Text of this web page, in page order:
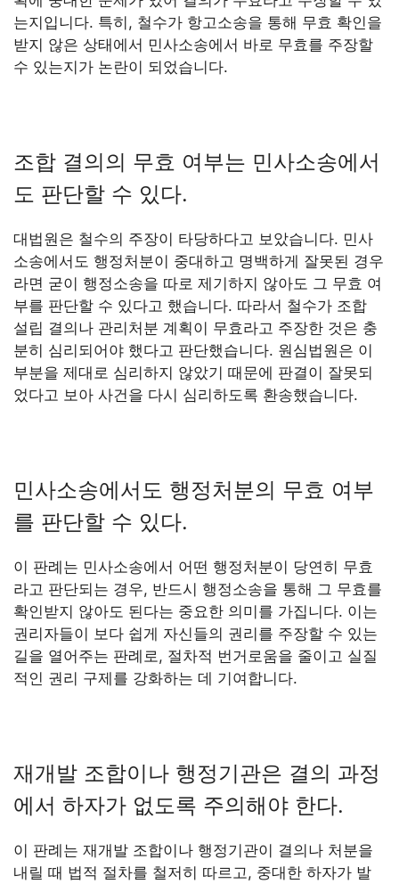
는지입니다. 특히, 철수가 항고소송을 통해 무효 확인을
받지 않은 상태에서 민사소송에서 바로 무효를 주장할
수 있는지가 논란이 되었습니다.
조합 결의의 무효 여부는 민사소송에서
도 판단할 수 있다.
대법원은 철수의 주장이 타당하다고 보았습니다. 민사
소송에서도 행정처분이 중대하고 명백하게 잘못된 경우
라면 굳이 행정소송을 따로 제기하지 않아도 그 무효 여
부를 판단할 수 있다고 했습니다. 따라서 철수가 조합
설립 결의나 관리처분 계획이 무효라고 주장한 것은 충
분히 심리되어야 했다고 판단했습니다. 원심법원은 이
부분을 제대로 심리하지 않았기 때문에 판결이 잘못되
었다고 보아 사건을 다시 심리하도록 환송했습니다.
민사소송에서도 행정처분의 무효 여부
를 판단할 수 있다.
이 판례는 민사소송에서 어떤 행정처분이 당연히 무효
라고 판단되는 경우, 반드시 행정소송을 통해 그 무효를
확인받지 않아도 된다는 중요한 의미를 가집니다. 이는
권리자들이 보다 쉽게 자신들의 권리를 주장할 수 있는
길을 열어주는 판례로, 절차적 번거로움을 줄이고 실질
적인 권리 구제를 강화하는 데 기여합니다.
재개발 조합이나 행정기관은 결의 과정
에서 하자가 없도록 주의해야 한다.
이 판례는 재개발 조합이나 행정기관이 결의나 처분을
내릴 때 법적 절차를 철저히 따르고, 중대한 하자가 발